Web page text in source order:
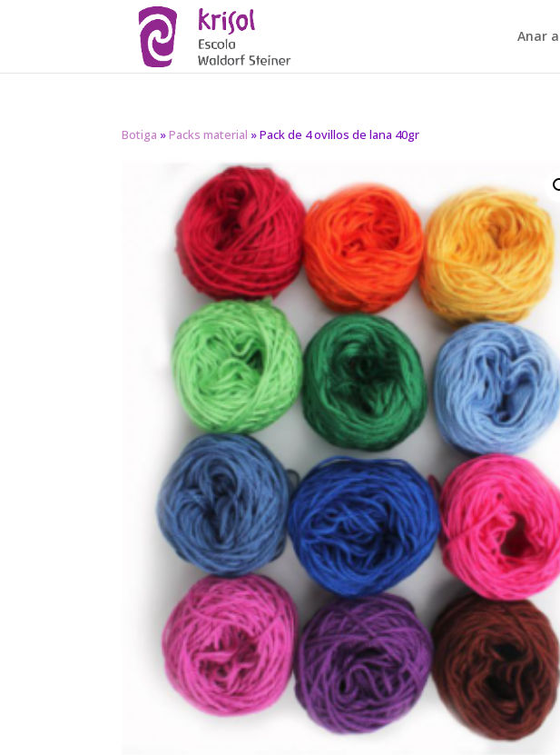
Anar a
Botiga »Packs material » Pack de 4 ovillos de lana 40gr